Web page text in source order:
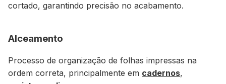
cortado, garantindo precisão no acabamento.
Alceamento
Processo de organização de folhas impressas na
ordem correta, principalmente em cadernos,